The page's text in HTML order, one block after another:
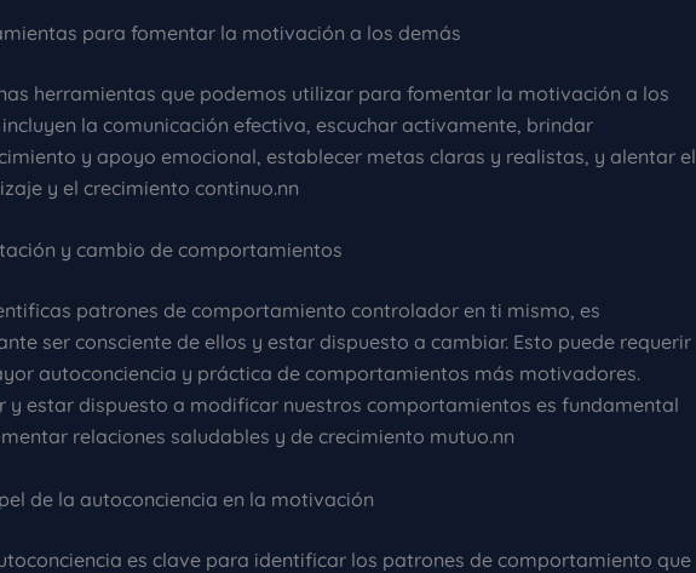
para fomentar la motivación a los demás
herramientas que podemos utilizar para fomentar la motivación a los
la comunicación efectiva, escuchar activamente, brindar
y apoyo emocional, establecer metas claras y realistas, y alentar el
y el crecimiento continuo.nn
y cambio de comportamientos
patrones de comportamiento controlador en ti mismo, es
ser consciente de ellos y estar dispuesto a cambiar. Esto puede requerir
autoconciencia y práctica de comportamientos más motivadores.
y estar dispuesto a modificar nuestros comportamientos es fundamental
relaciones saludables y de crecimiento mutuo.nn
de la autoconciencia en la motivación
es clave para identificar los patrones de comportamiento que